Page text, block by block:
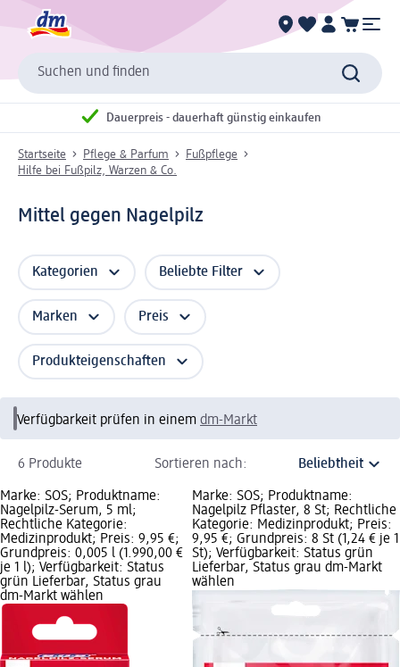
Suchen und finden
Dauerpreis - dauerhaft günstig einkaufen
Startseite Pflege & Parfum
Fußpflege
Hilfe bei Fußpilz, Warzen & Co.
Mittel gegen Nagelpilz
Kategorien Beliebte Filter
Marken Preis
Produkteigenschaften
Verfügbarkeit prüfen in einem dm-Markt
6 Produkte Sortieren nach:
Marke: SOS; Produktname:
Nagelpilz-Serum, 5 ml;
Rechtliche Kategorie:
Medizinprodukt; Preis: 9,95 €;
Grundpreis: 0,005 l (1.990,00 €
je 1 l); Verfügbarkeit: Status
grün Lieferbar, Status grau
dm-Markt wählen
Marke: SOS; Produktname:
Nagelpilz Pflaster, 8 St; Rechtliche
Kategorie: Medizinprodukt; Preis:
9,95 €; Grundpreis: 8 St (1,24 € je 1
St); Verfügbarkeit: Status grün
Lieferbar, Status grau dm-Markt
wählen